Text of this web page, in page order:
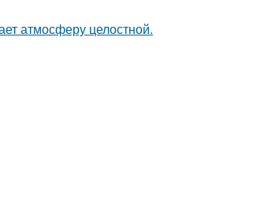
атмосферу целостной.